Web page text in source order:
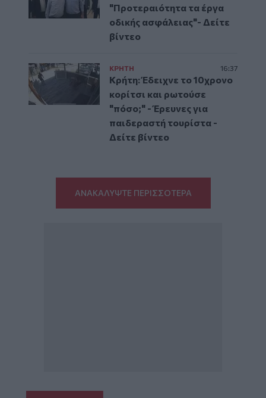
"Προτεραιότητα τα έργα
οδικής ασφάλειας"- Δείτε
βίντεο
ΚΡΗΤΗ 16:37
Κρήτη: Έδειχνε το 10χρονο
κορίτσι και ρωτούσε
"πόσο;" - Έρευνες για
παιδεραστή τουρίστα -
Δείτε βίντεο
ΑΝΑΚΑΛΥΨΤΕ ΠΕΡΙΣΣΟΤΕΡΑ